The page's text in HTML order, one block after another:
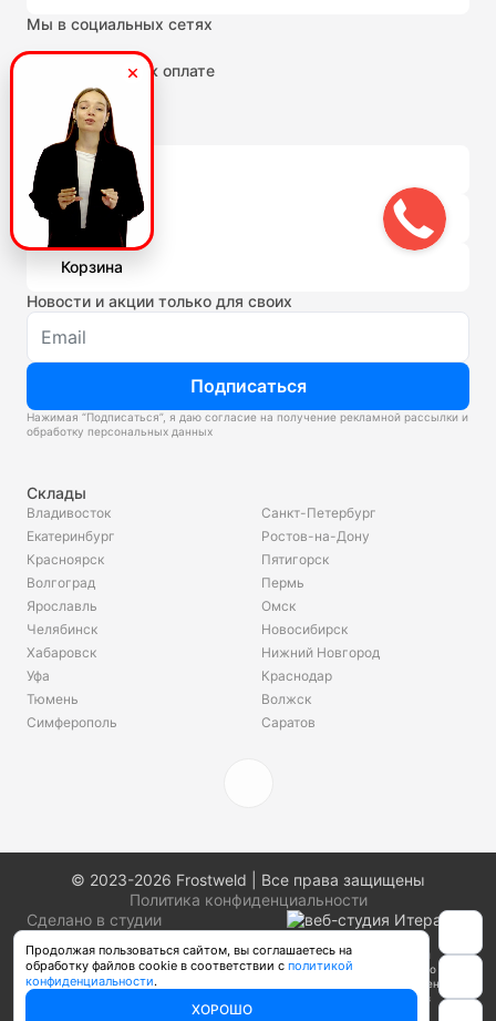
Мы в социальных сетях
Мы принимаем к оплате
Личный кабинет
Сравнение
Избранное
Корзина
Новости и акции только для своих
Подписаться
Нажимая “Подписаться”, я даю согласие на получение рекламной рассылки и
обработку персональных данных
Склады
Владивосток
Екатеринбург
Красноярск
Волгоград
Ярославль
Челябинск
Хабаровск
Уфа
Тюмень
Симферополь
Санкт-Петербург
Ростов-на-Дону
Пятигорск
Пермь
Омск
Новосибирск
Нижний Новгород
Краснодар
Волжск
Саратов
© 2023-2026 Frostweld | Все права защищены
Политика конфиденциальности
Сделано в студии
Информация о товарах, размещенная на сайте, не является публичной
офертой, определяемой положениями Части 2 Статьи 437 Гражданского
кодекса Российской Федерации. Производители вправе вносить изменения в
технические характеристики, внешний вид и комплектацию товаров без
предварительного уведомления. Уточняйте характеристики у наших
Продолжая пользоваться сайтом, вы соглашаетесь на
обработку файлов cookie в соответствии с политикой
конфиденциальности.
ХОРОШО